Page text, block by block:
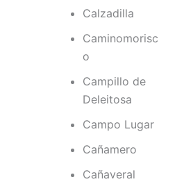
Calzadilla
Caminomorisc
o
Campillo de
Deleitosa
Campo Lugar
Cañamero
Cañaveral